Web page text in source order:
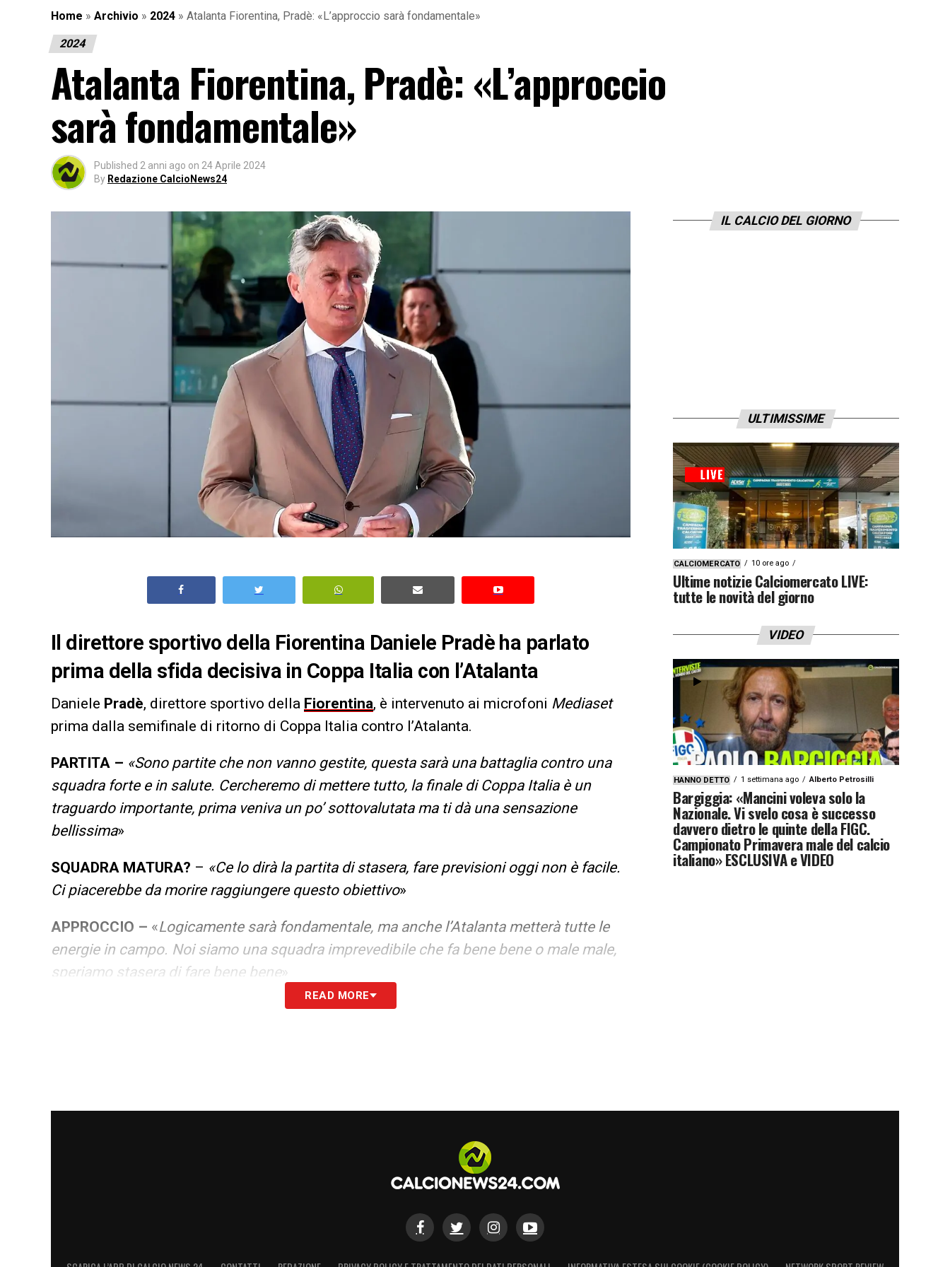
Home » Archivio » 2024 » Atalanta Fiorentina, Pradè: «L’approccio sarà fondamentale»
2024
Atalanta Fiorentina, Pradè: «L’approccio
sarà fondamentale»
Published 2 anni ago on 24 Aprile 2024
By Redazione CalcioNews24
Il direttore sportivo della Fiorentina Daniele Pradè ha parlato
prima della sfida decisiva in Coppa Italia con l’Atalanta
Daniele Pradè, direttore sportivo della Fiorentina, è intervenuto ai microfoni Mediaset
prima dalla semifinale di ritorno di Coppa Italia contro l’Atalanta.
PARTITA – «Sono partite che non vanno gestite, questa sarà una battaglia contro una
squadra forte e in salute. Cercheremo di mettere tutto, la finale di Coppa Italia è un
traguardo importante, prima veniva un po’ sottovalutata ma ti dà una sensazione
bellissima»
SQUADRA MATURA? – «Ce lo dirà la partita di stasera, fare previsioni oggi non è facile.
Ci piacerebbe da morire raggiungere questo obiettivo»
APPROCCIO – «Logicamente sarà fondamentale, ma anche l’Atalanta metterà tutte le
energie in campo. Noi siamo una squadra imprevedibile che fa bene bene o male male,
speriamo stasera di fare bene bene»
«Visto tutto quello che c’è successo, dobbiamo pensare al
«La punta deve fare gol ma Belotti è un giocatore che ti serve sempre, che
qualsiasi allenatore vorrebbe allenare. Noi siamo contenti anche così del Gallo
READ MORE
IL CALCIO DEL GIORNO
ULTIMISSIME
CALCIOMERCATO 10 ore ago
Ultime notizie Calciomercato LIVE:
tutte le novità del giorno
VIDEO
HANNO DETTO 1 settimana ago Alberto Petrosilli
Bargiggia: «Mancini voleva solo la
Nazionale. Vi svelo cosa è successo
davvero dietro le quinte della FIGC.
Campionato Primavera male del calcio
italiano» ESCLUSIVA e VIDEO